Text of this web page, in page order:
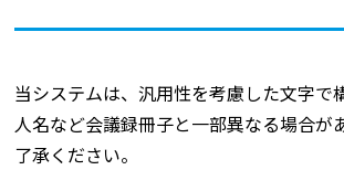
当システムは、汎用性を考慮した文字で
人名など会議録冊子と一部異なる場合が
了承ください。